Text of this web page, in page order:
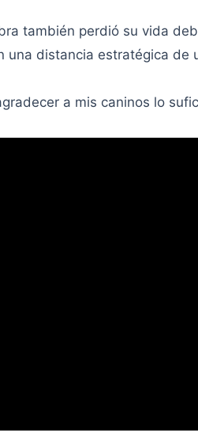
también perdió su vida
una distancia estratégica de
a mis caninos lo